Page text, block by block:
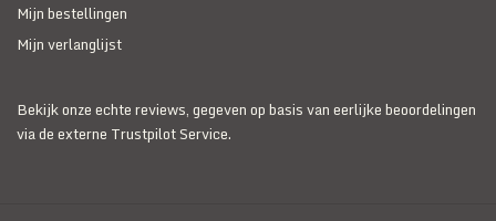
Mijn bestellingen
Mijn verlanglijst
Bekijk onze echte reviews, gegeven op basis van eerlijke beoordelingen
via de externe Trustpilot Service.